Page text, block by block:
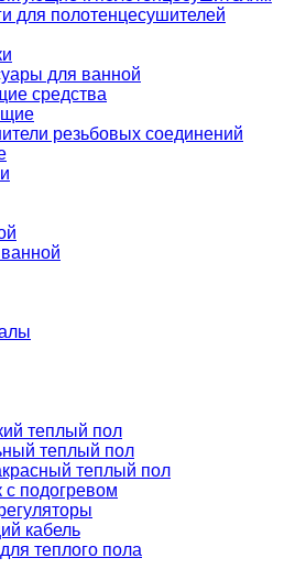
для полотенцесушителей
для ванной
средства
резьбовых соединений
теплый пол
теплый пол
теплый пол
с подогревом
кабель
теплого пола